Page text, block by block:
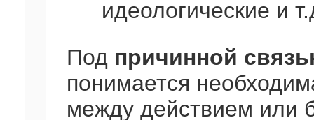
идеологические и
Под причинной
понимается
между действием или